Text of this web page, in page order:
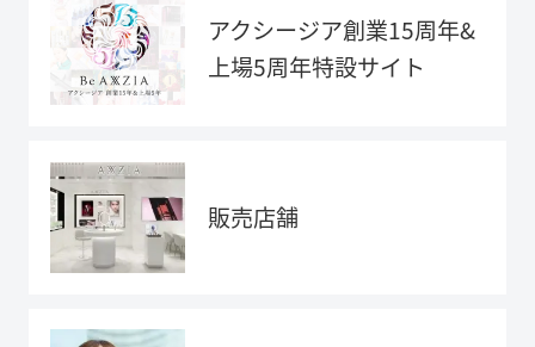
アクシージア創業15周年&
上場5周年特設サイト
販売店舗